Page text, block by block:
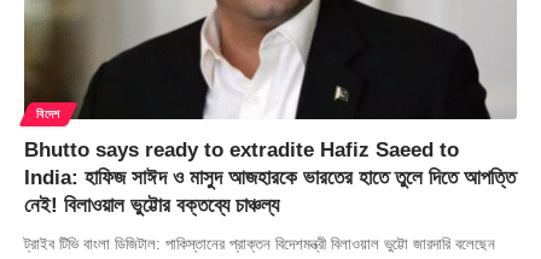
বিদেশ
Bhutto says ready to extradite Hafiz Saeed to
India: হাফিজ সাঈদ ও মাসুদ আজহারকে ভারতের হাতে তুলে দিতে আপত্তি
নেই! বিলাওয়াল ভুট্টোর বক্তব্যে চাঞ্চল্য
ট্রাইব টিভি বাংলা ডিজিটাল: পাকিস্তানের প্রাক্তন বিদেশমন্ত্রী বিলাওয়াল ভুট্টো জারদারি বলেছেন